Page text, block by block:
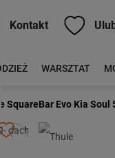
Kontakt
WARSZTAT
SquareBar Evo Kia
Następny